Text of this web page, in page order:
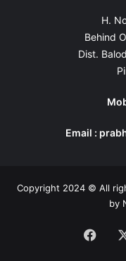
H.
Behind
Dist.
Email :
Copyright 2024 © All
by